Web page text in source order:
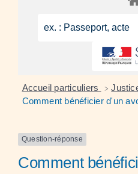
Accueil particuliers >
Comment bénéficier d'un
Question-réponse
Comment